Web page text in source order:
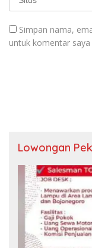
Simpan nama,
untuk komentar saya
Lowongan